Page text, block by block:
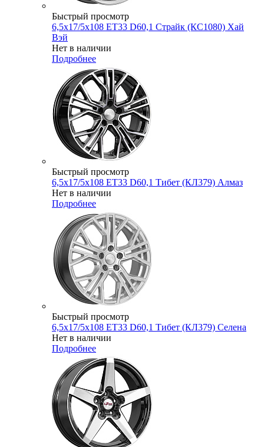
Быстрый просмотр
6,5x17/5x108 ET33 D60,1 Страйк (КС1080) Хай
Вэй
Нет в наличии
Подробнее
Быстрый просмотр
6,5x17/5x108 ET33 D60,1 Тибет (КЛ379) Алмаз
Нет в наличии
Подробнее
Быстрый просмотр
6,5x17/5x108 ET33 D60,1 Тибет (КЛ379) Селена
Нет в наличии
Подробнее